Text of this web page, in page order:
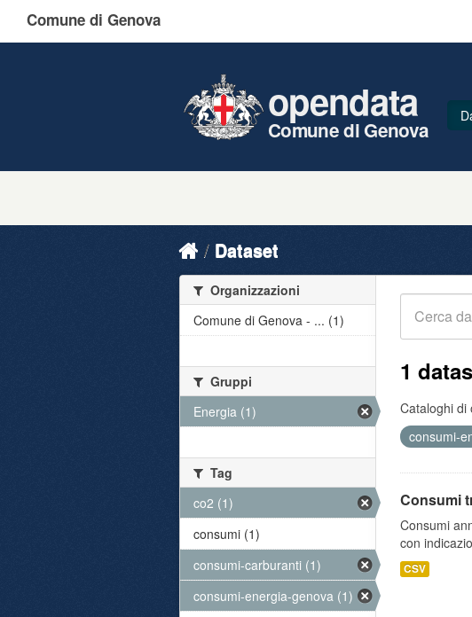
Comune di Genova
opendata
Comune di Genova
Dataset
1
Cataloghi di
consumi-
Consumi
Consumi
con
CSV
Organizzazioni
Comune di Genova - ... (1)
Gruppi
Energia (1)
Tag
co2 (1)
consumi (1)
consumi-carburanti (1)
consumi-energia-genova (1)